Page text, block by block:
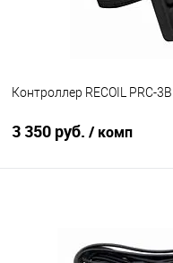
Контроллер RECOIL PRC-3B
3 350 руб. / комп
Сравнение